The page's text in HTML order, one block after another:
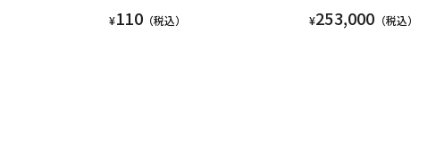
¥110（税込） ¥253,000 （税込）